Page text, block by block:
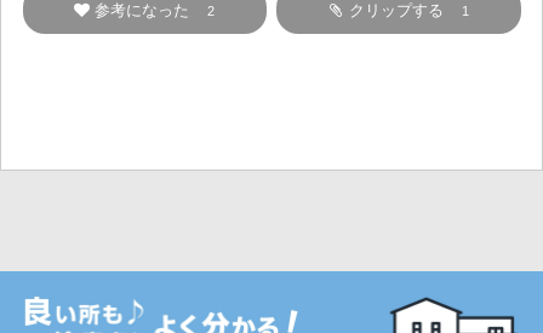
クリップする 1
参考になった 2